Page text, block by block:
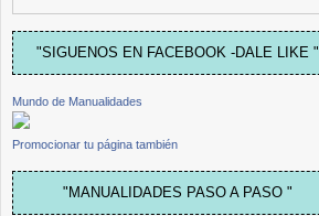
"SIGUENOS EN FACEBOOK -DALE LIKE "
Mundo de Manualidades
Promocionar tu página también
"MANUALIDADES PASO A PASO "